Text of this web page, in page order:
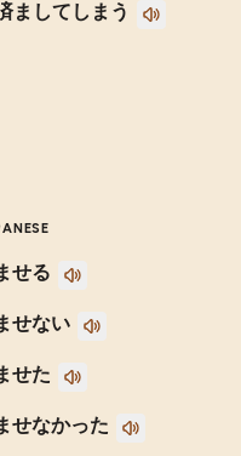
ましてしまう
せる
せない
せた
せなかった